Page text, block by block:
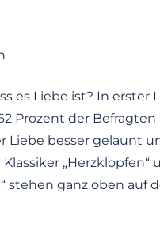
es Liebe ist? In erster
Prozent der Befragten
Liebe besser gelaunt
„Herzklopfen“
stehen ganz oben auf